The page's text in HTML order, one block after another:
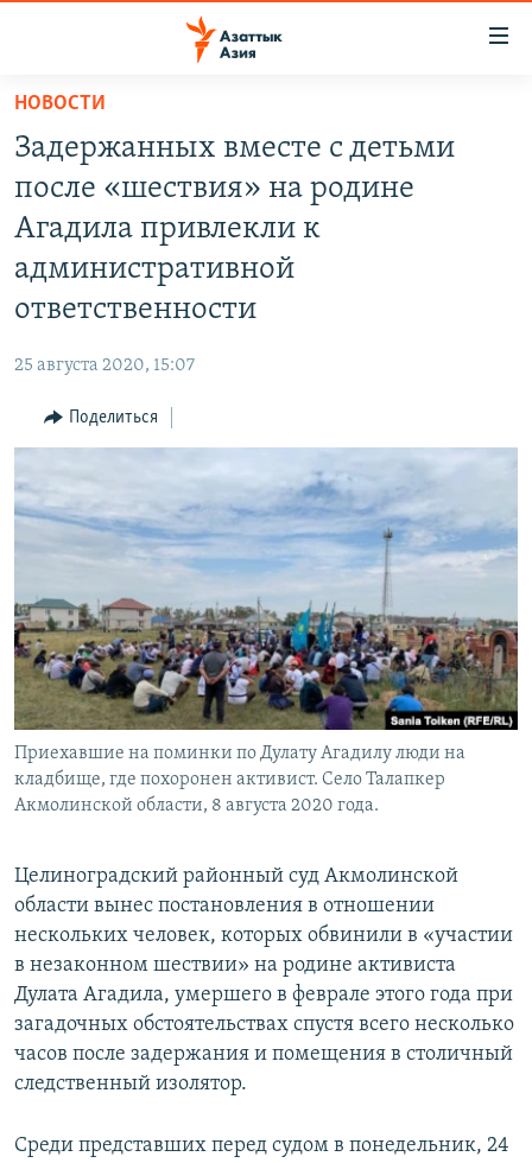
Вернуться
основному
содержанию
Вернутся
главной
навигации
КАЗАХСТАН
НОВОСТИ
ВОЙНА В УКРАИНЕ
ТОҶИКӢ
ПОДПИШИТЕСЬ НА НАС В СОЦСЕТЯХ
Все сайты РСЕ/РС
НОВОСТИ
Задержанных вместе с детьми
после «шествия» на родине
Агадила привлекли к
административной
ответственности
25 августа 2020, 15:07
Поделиться
Приехавшие на поминки по Дулату Агадилу люди на
кладбище, где похоронен активист. Село Талапкер
Акмолинской области, 8 августа 2020 года.
Целиноградский районный суд Акмолинской
области вынес постановления в отношении
нескольких человек, которых обвинили в «участии
в незаконном шествии» на родине активиста
Дулата Агадила, умершего в феврале этого года при
загадочных обстоятельствах спустя всего несколько
часов после задержания и помещения в столичный
следственный изолятор.
Среди представших перед судом в понедельник, 24